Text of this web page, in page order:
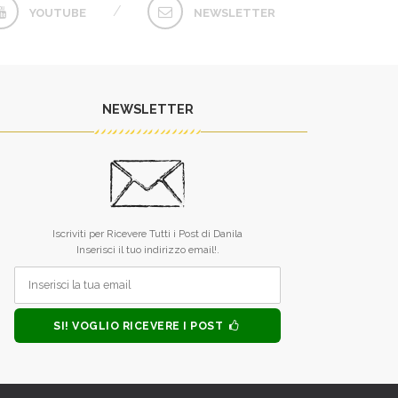
YOUTUBE NEWSLETTER
L’unico difetto dei tuoi libri è che
MONICA ALLEGRUCCI
NEWSLETTER
Iscriviti per Ricevere Tutti i Post di Danila
Inserisci il tuo indirizzo email!.
SI! VOGLIO RICEVERE I POST